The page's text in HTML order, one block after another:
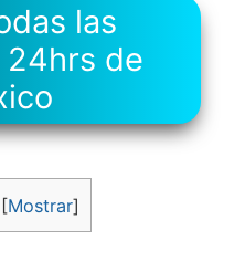
las
24hrs de
[Mostrar]